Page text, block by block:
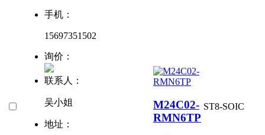
手机：
15697351502
询价：
联系人：
吴小姐
地址：
M24C02-
RMN6TP
ST8-SOIC